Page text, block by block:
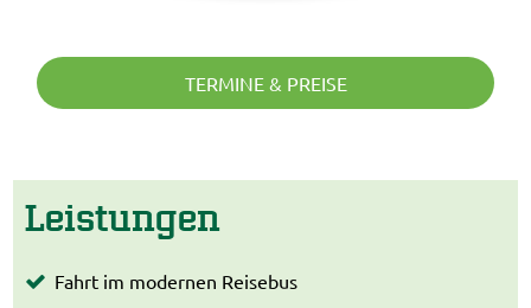
TERMINE & PREISE
Leistungen
Fahrt im modernen Reisebus